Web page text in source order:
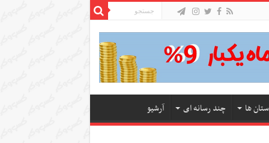
ها چند رسانه ای آرشیو